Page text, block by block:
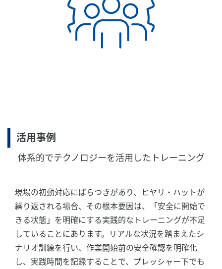
活用事例
体系的でテクノロジーを活用したトレーニング
現場の初動対応にばらつきがあり、ヒヤリ・ハットが
繰り返される場合、その根本要因は、「安全に開始で
きる状態」を明確にする実践的なトレーニングが不足
していることにあります。リアルな状況を踏まえたシ
ナリオ訓練を行い、作業開始前の安全確認を明確化
し、実践時間を記録することで、プレッシャー下でも